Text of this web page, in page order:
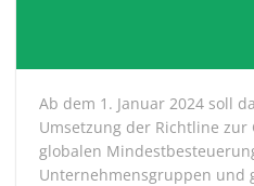
Ab dem 1. Januar 2024 soll
Umsetzung der Richtline
globalen
Unternehmensgruppen und